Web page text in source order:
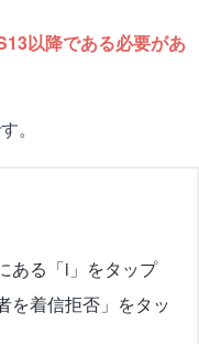
以降である必要があ
。
ある「i」をタップ
を着信拒否」をタッ